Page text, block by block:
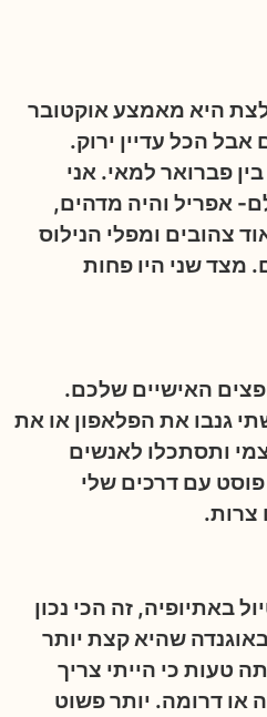
היא מאמצע אוקטובר
הכל עדיין ירוק.
פברואר למאי. אני
אפריל והיה מדהים,
צהובים ומפלי הנילוס
מצד שני היו פחות
האישיים שלכם.
גנבו את הפלאפון או את
ותסתכלו לאנשים
עם דרכים שלי
צרות.
באתיופיה, זה הכי נכון
שהיא קצת יותר
טעות כי הייתי צריך
או דרומה. יותר פשוט